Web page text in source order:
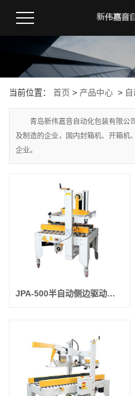
当前位置： 首页 > 产品中心 >
青岛新伟嘉音自动化包装有限公
及制造的企业，国内封箱机、开箱机
企业。
JPA-500半自动侧边驱动型封箱机